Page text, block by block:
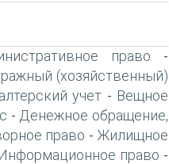
право -
(хозяйственный)
учет - Вещное
- Денежное обращение,
право - Жилищное
Информационное право -